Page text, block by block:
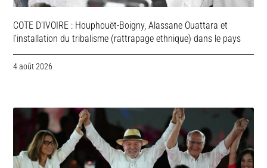
COTE D’IVOIRE : Houphouët-Boigny, Alassane Ouattara et
l’installation du tribalisme (rattrapage ethnique) dans le pays
4 août 2026